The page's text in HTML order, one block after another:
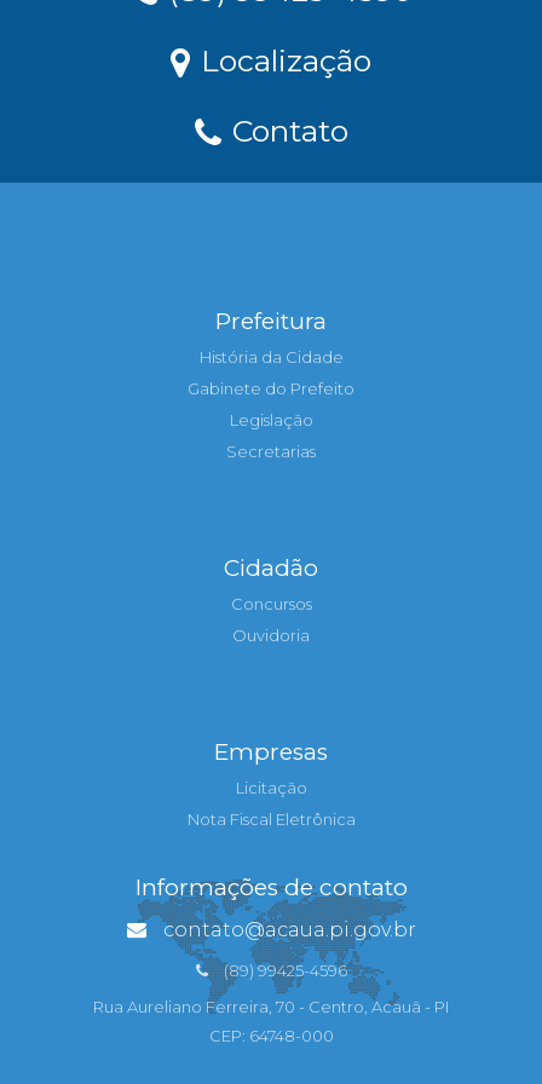
Localização
Contato
Prefeitura
História da Cidade
Gabinete do Prefeito
Legislação
Secretarias
Cidadão
Concursos
Ouvidoria
Empresas
Licitação
Nota Fiscal Eletrônica
Informações de contato
contato@acaua.pi.gov.br
(89) 99425-4596
Rua Aureliano Ferreira, 70 - Centro, Acauã - PI
CEP: 64748-000